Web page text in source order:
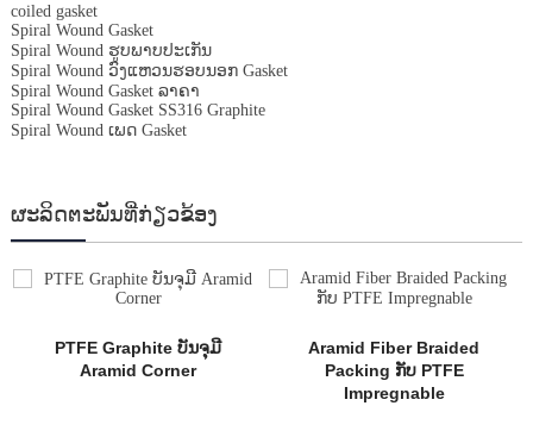
coiled gasket
Spiral Wound Gasket
Spiral Wound ຮູບພາບປະເກັນ
Spiral Wound ວົງແຫວນຮອບນອກ Gasket
Spiral Wound Gasket ລາຄາ
Spiral Wound Gasket SS316 Graphite
Spiral Wound ເພດ Gasket
ຜະ​ລິດ​ຕະ​ພັນ​ທີ່​ກ່ຽວ​ຂ້ອງ
PTFE Graphite ບັນຈຸມີ
Aramid Corner
Aramid Fiber Braided
Packing ກັບ PTFE
Impregnable